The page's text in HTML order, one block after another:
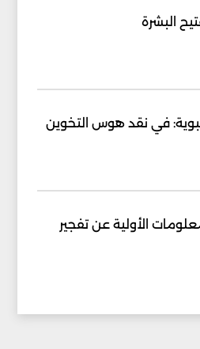
البشرة
في نقد هوس التخوين
الأولية عن تفجير